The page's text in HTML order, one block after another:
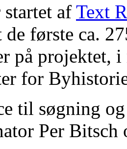
af Text
første ca.
på projektet, i
for
til søgning
Per Bitsch